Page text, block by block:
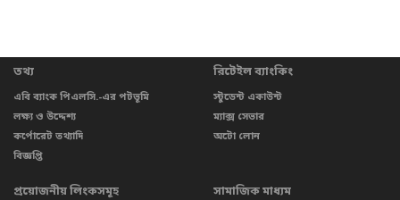
তথ্য
এবি ব্যাংক পিএলসি.-এর পটভূমি
লক্ষ্য ও উদ্দেশ্য
কর্পোরেট তথ্যাদি
বিজ্ঞপ্তি
রিটেইল ব্যাংকিং
স্টুডেন্ট একাউন্ট
ম্যাক্স সেভার
অটো লোন
প্রয়োজনীয় লিংকসমূহ সামাজিক মাধ্যম